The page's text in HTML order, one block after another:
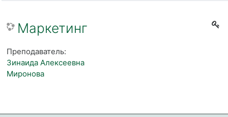
Маркетинг
Преподаватель:
Зинаида Алексеевна
Миронова